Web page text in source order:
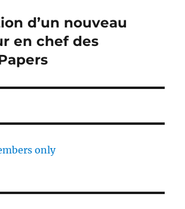
d’un nouveau
en chef des
only